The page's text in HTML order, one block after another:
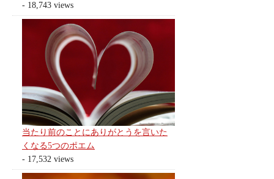
- 18,743 views
当たり前のことにありがとうを言いた
くなる5つのポエム
- 17,532 views